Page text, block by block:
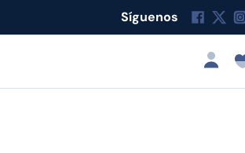
Síguenos